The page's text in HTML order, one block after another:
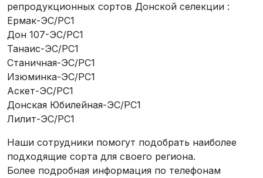
репродукционных сортов Донской селекции :
Ермак-ЭС/РС1
Дон 107-ЭС/РС1
Танаис-ЭС/РС1
Станичная-ЭС/РС1
Изюминка-ЭС/РС1
Аскет-ЭС/РС1
Донская Юбилейная-ЭС/РС1
Лилит-ЭС/РС1
Наши сотрудники помогут подобрать наиболее
подходящие сорта для своего региона.
Более подробная информация по телефонам